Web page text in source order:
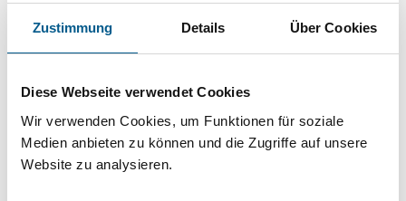
Zustimmung Details Über Cookies
Diese Webseite verwendet Cookies
Wir verwenden Cookies, um Funktionen für soziale
Medien anbieten zu können und die Zugriffe auf unsere
Website zu analysieren.
Ein besonderer Höhepunkt des vergangenen
2025 sowohl in Niedersachsen als auch
bundesweit gefeiert wurde. Zahlreiche
Selbsthilfe-Unterstützer*innen und Aktive